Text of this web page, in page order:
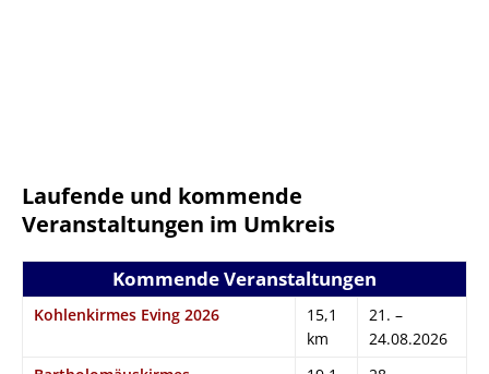
Laufende und kommende
Veranstaltungen im Umkreis
Kommende Veranstaltungen
Kohlenkirmes Eving 2026
15,1
km
21. –
24.08.2026